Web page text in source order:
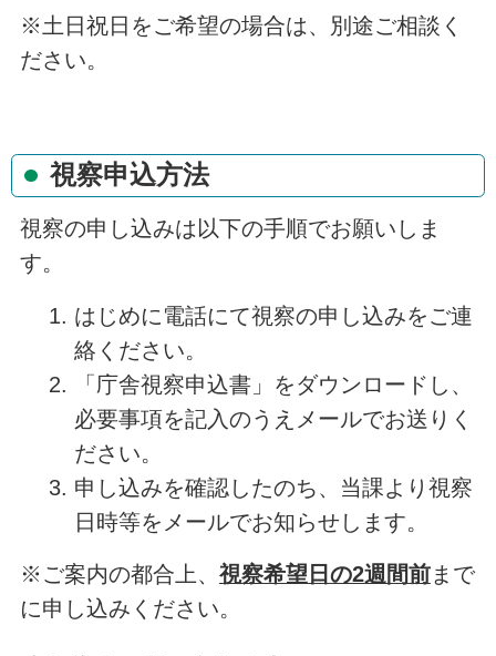
※土日祝日をご希望の場合は、別途ご相談く
ださい。
視察申込方法
視察の申し込みは以下の手順でお願いしま
す。
はじめに電話にて視察の申し込みをご連
絡ください。
「庁舎視察申込書」をダウンロードし、
必要事項を記入のうえメールでお送りく
ださい。
申し込みを確認したのち、当課より視察
日時等をメールでお知らせします。
※ご案内の都合上、 視察希望日の2週間前まで
に申し込みください。